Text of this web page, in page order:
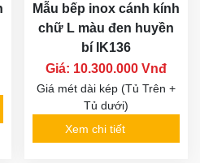
Mẫu bếp inox cánh kính
chữ L màu đen huyền
bí IK136
Giá: 10.300.000 Vnđ
Giá mét dài kép (Tủ Trên +
Tủ dưới)
Xem chi tiết